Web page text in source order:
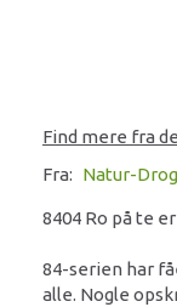
Find mere fra
Fra: Natur-
8404 Ro på te
84-serien har
alle. Nogle